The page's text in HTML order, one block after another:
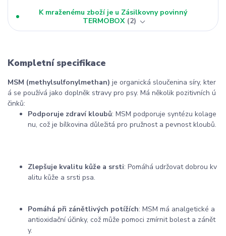
K mraženému zboží je u Zásilkovny povinný
TERMOBOX 2
Kompletní specifikace
MSM (methylsulfonylmethan) je organická sloučenina síry, kter
á se používá jako doplněk stravy pro psy. Má několik pozitivních ú
činků:
Podporuje zdraví kloubů: MSM podporuje syntézu kolage
nu, což je bílkovina důležitá pro pružnost a pevnostkloubů.
Zlepšuje kvalitu kůže a srsti: Pomáhá udržovatdobrou kv
alitu kůže a srsti psa.
Pomáhá při zánětlivých potížích: MSM má analgetické a
antioxidačníúčinky, což může pomoci zmírnitbolest a zánět
y.